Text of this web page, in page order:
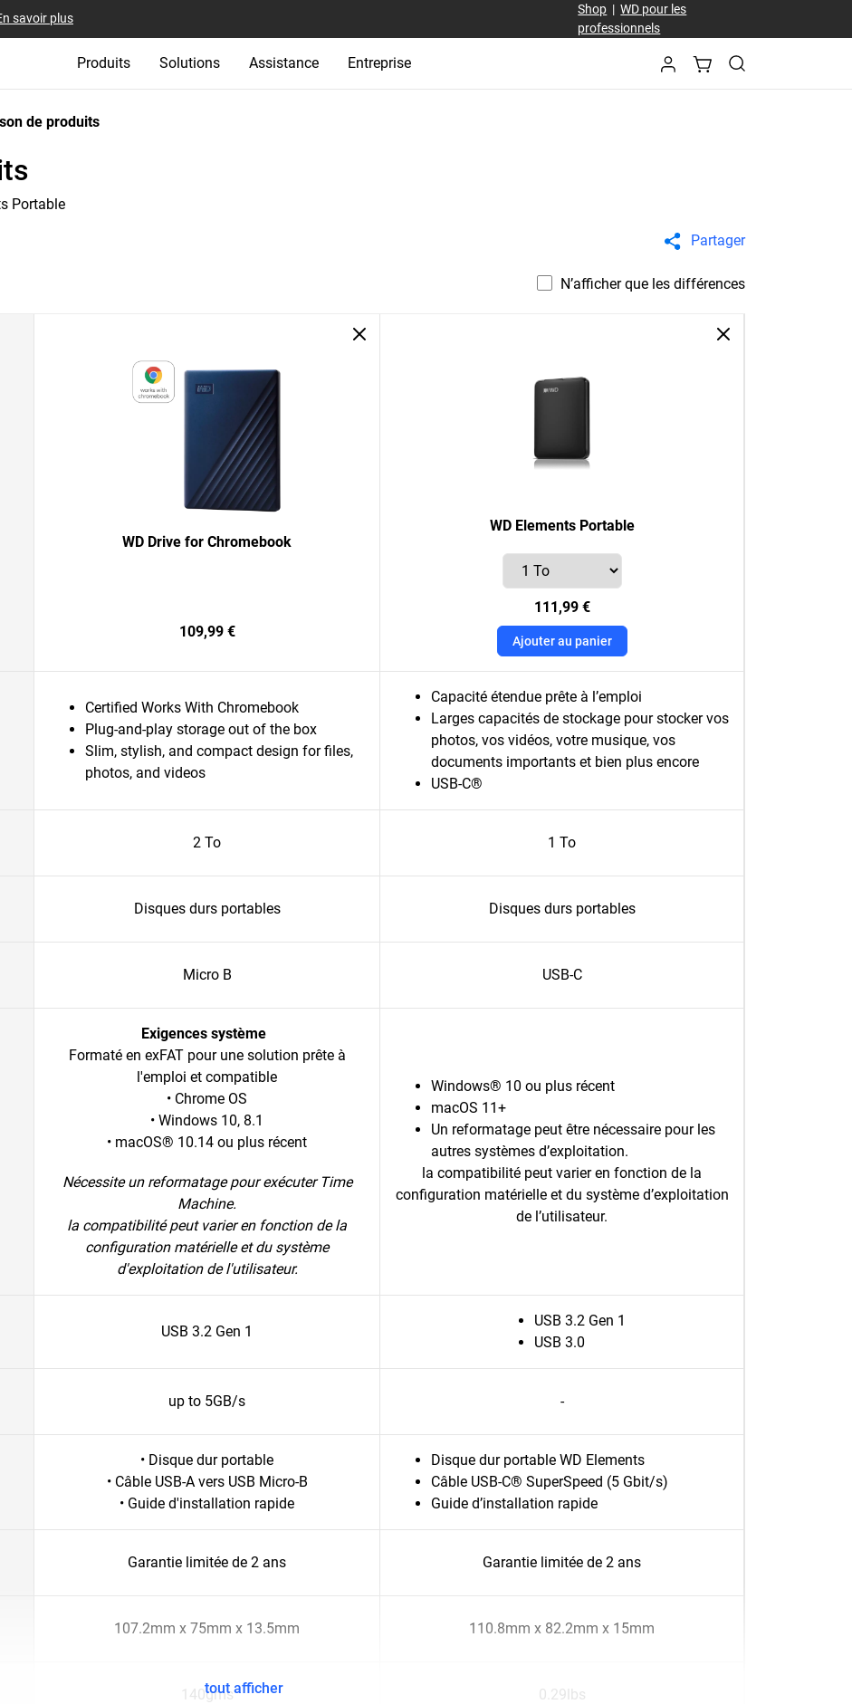
savoir plus
Shop |WD pour les
professionnels
Produits Solutions Assistance Entreprise
de produits
Portable
Partager
N’afficher que les différences
WD Drive for Chromebook
109,99 €
WD Elements Portable
111,99 €
Ajouter au panier
Certified Works With Chromebook
Plug-and-play storage out of the box
Slim, stylish, and compact design for files,
photos, and videos
Capacité étendue prête à l’emploi
Larges capacités de stockage pour stocker vos
photos, vos vidéos, votre musique, vos
documents importants et bien plus encore
USB-C®
2 To 1 To
Disques durs portables Disques durs portables
Micro B USB-C
Exigences système
Formaté en exFAT pour une solution prête à
l'emploi et compatible
• Chrome OS
• Windows 10, 8.1
• macOS® 10.14 ou plus récent
Nécessite un reformatage pour exécuter Time
Machine.
la compatibilité peut varier en fonction de la
configuration matérielle et du système
d'exploitation de l'utilisateur.
Windows® 10 ou plus récent
macOS 11+
Un reformatage peut être nécessaire pour les
autres systèmes d’exploitation.
la compatibilité peut varier en fonction de la
configuration matérielle et du système d’exploitation
de l’utilisateur.
USB 3.2 Gen 1
USB 3.2 Gen 1
USB 3.0
up to 5GB/s -
• Disque dur portable
• Câble USB-A vers USB Micro-B
• Guide d'installation rapide
Disque dur portable WD Elements
Câble USB-C® SuperSpeed (5 Gbit/s)
Guide d’installation rapide
Garantie limitée de 2 ans Garantie limitée de 2 ans
107.2mm x 75mm x 13.5mm 110.8mm x 82.2mm x 15mm
140gms 0.29lbs
tout afficher